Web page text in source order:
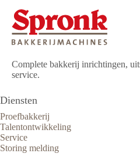
Complete bakkerij inrichtingen,
service.
Diensten
Proefbakkerij
Talentontwikkeling
Service
Storing melding